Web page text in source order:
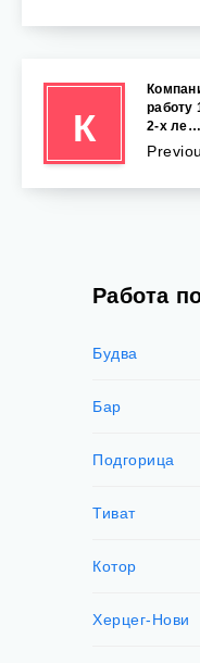
К
работу
2-х ле…
Работа
Будва
Бар
Подгорица
Тиват
Котор
Херцег-Нови